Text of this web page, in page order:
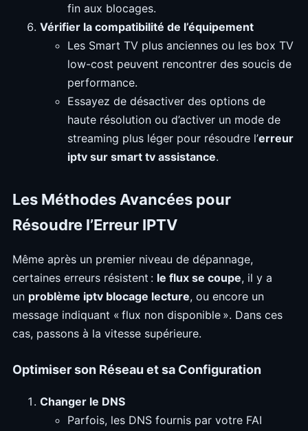
fin aux blocages.
Vérifier la compatibilité de l’équipement
Les Smart TV plus anciennes ou les box TV
low-cost peuvent rencontrer des soucis de
performance.
Essayez de désactiver des options de
haute résolution ou d’activer un mode de
streaming plus léger pour résoudre l’erreur
iptv sur smart tv assistance.
Les Méthodes Avancées pour
Résoudre l’Erreur IPTV
Même après un premier niveau de dépannage,
certaines erreurs résistent : le flux se coupe, il y a
un problème iptv blocage lecture, ou encore un
message indiquant « flux non disponible ». Dans ces
cas, passons à la vitesse supérieure.
Optimiser son Réseau et sa Configuration
Changer le DNS
Parfois, les DNS fournis par votre FAI